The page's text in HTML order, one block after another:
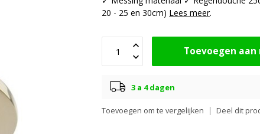
20 - 25 en 30cm) Lees meer.
Toevoegen
3 a 4 dagen
Toevoegen om te vergelijken Deel dit